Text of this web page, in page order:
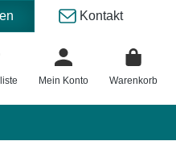
Kontakt
Mein Konto Warenkorb